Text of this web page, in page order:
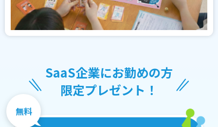
SaaS企業にお勤めの方
限定プレゼント！
無料